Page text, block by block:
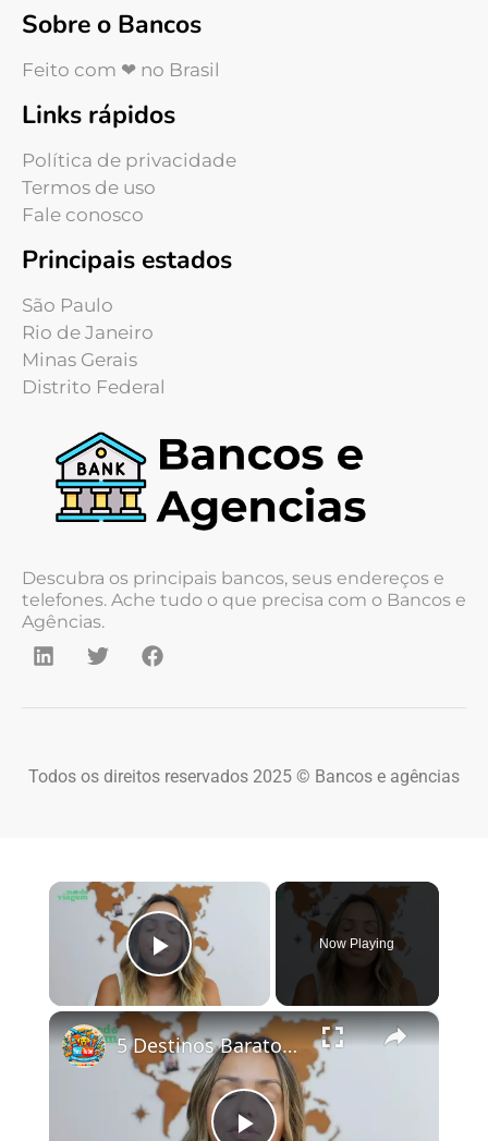
Sobre o Bancos
Feito com ❤ no Brasil
Links rápidos
Política de privacidade
Termos de uso
Fale conosco
Principais estados
São Paulo
Rio de Janeiro
Minas Gerais
Distrito Federal
Descubra os principais bancos, seus endereços e
telefones. Ache tudo o que precisa com o Bancos e
Agências.
Todos os direitos reservados 2025 © Bancos e agências
×
Play Video
Now Playing
×
5 Destinos Baratos no Brasil Para Conhecer e Amar! 🇧🇷✨